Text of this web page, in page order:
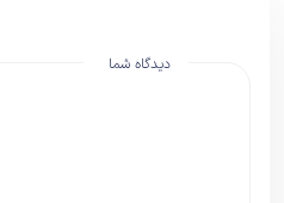
دیدگاه شما